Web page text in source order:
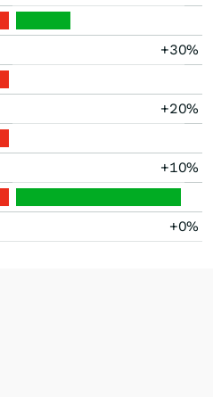
+30%
+20%
+10%
+0%